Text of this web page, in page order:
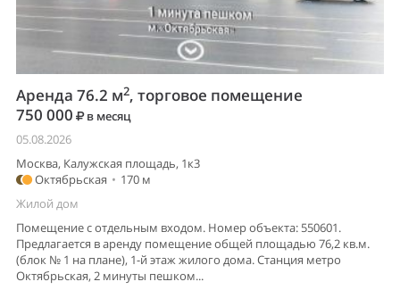
Аренда 76.2 м2, торговое помещение
750 000
в месяц
05.08.2026
Москва, Калужская площадь, 1к3
Октябрьская • 170 м
Жилой дом
Помещение с отдельным входом. Номер объекта: 550601.
Предлагается в аренду помещение общей площадью 76,2 кв.м.
(блок № 1 на плане), 1-й этаж жилого дома. Станция метро
Октябрьская, 2 минуты пешком...